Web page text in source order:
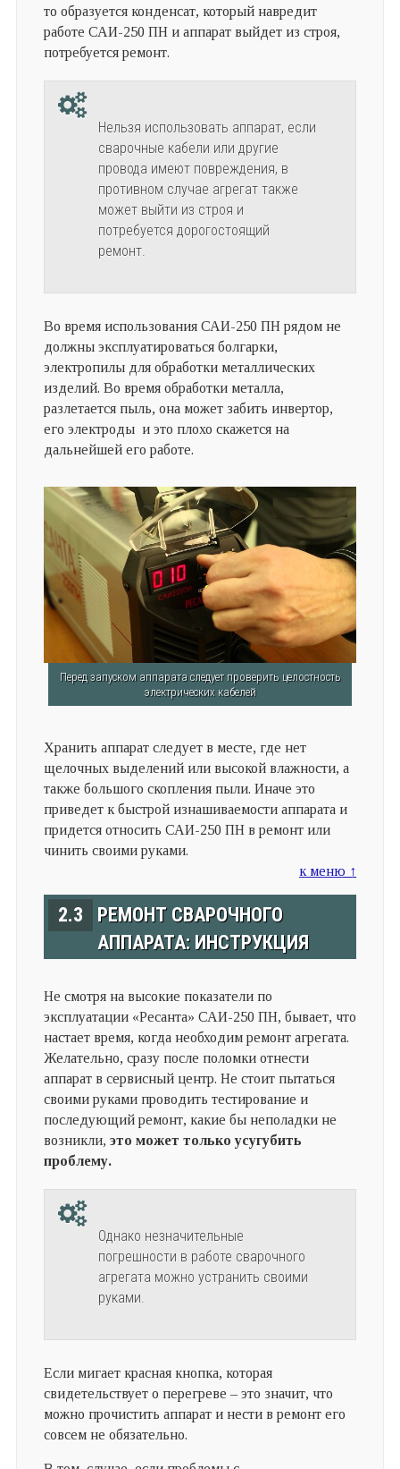
то образуется конденсат, который навредит
работе САИ-250 ПН и аппарат выйдет из строя,
потребуется ремонт.
Нельзя использовать аппарат, если
сварочные кабели или другие
провода имеют повреждения, в
противном случае агрегат также
может выйти из строя и
потребуется дорогостоящий
ремонт.
Во время использования САИ-250 ПН рядом не
должны эксплуатироваться болгарки,
электропилы для обработки металлических
изделий. Во время обработки металла,
разлетается пыль, она может забить инвертор,
его электроды и это плохо скажется на
дальнейшей его работе.
Перед запуском аппарата следует проверить целостность
электрических кабелей
Хранить аппарат следует в месте, где нет
щелочных выделений или высокой влажности, а
также большого скопления пыли. Иначе это
приведет к быстрой изнашиваемости аппарата и
придется относить САИ-250 ПН в ремонт или
чинить своими руками.
к меню ↑
2.3
РЕМОНТ СВАРОЧНОГО
АППАРАТА: ИНСТРУКЦИЯ
Не смотря на высокие показатели по
эксплуатации «Ресанта» САИ-250 ПН, бывает, что
настает время, когда необходим ремонт агрегата.
Желательно, сразу после поломки отнести
аппарат в сервисный центр. Не стоит пытаться
своими руками проводить тестирование и
последующий ремонт, какие бы неполадки не
возникли, это может только усугубить
проблему.
Однако незначительные
погрешности в работе сварочного
агрегата можно устранить своими
руками.
Если мигает красная кнопка, которая
свидетельствует о перегреве – это значит, что
можно прочистить аппарат и нести в ремонт его
совсем не обязательно.